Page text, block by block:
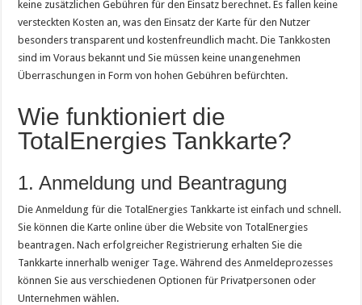
keine zusätzlichen Gebühren für den Einsatz berechnet. Es fallen keine
versteckten Kosten an, was den Einsatz der Karte für den Nutzer
besonders transparent und kostenfreundlich macht. Die Tankkosten
sind im Voraus bekannt und Sie müssen keine unangenehmen
Überraschungen in Form von hohen Gebühren befürchten.
Wie funktioniert die
TotalEnergies Tankkarte?
1. Anmeldung und Beantragung
Die Anmeldung für die TotalEnergies Tankkarte ist einfach und schnell.
Sie können die Karte online über die Website von TotalEnergies
beantragen. Nach erfolgreicher Registrierung erhalten Sie die
Tankkarte innerhalb weniger Tage. Während des Anmeldeprozesses
können Sie aus verschiedenen Optionen für Privatpersonen oder
Unternehmen wählen.